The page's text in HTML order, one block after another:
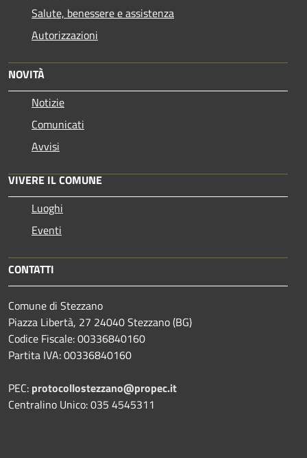
Salute, benessere e assistenza
Autorizzazioni
NOVITÀ
Notizie
Comunicati
Avvisi
VIVERE IL COMUNE
Luoghi
Eventi
CONTATTI
Comune di Stezzano
Piazza Libertà, 27 24040 Stezzano (BG)
Codice Fiscale: 00336840160
Partita IVA: 00336840160
PEC: protocollostezzano@propec.it
Centralino Unico: 035 4545311